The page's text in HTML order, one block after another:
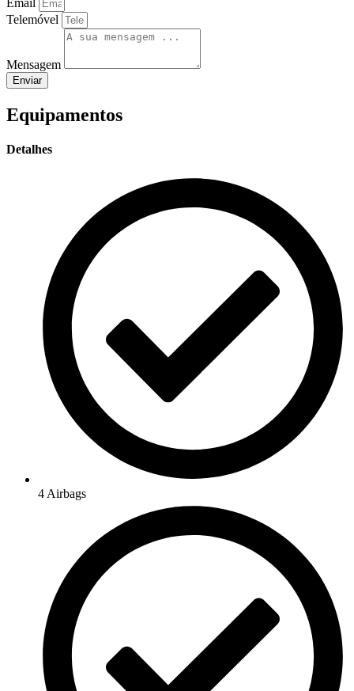
Telemóvel
Mensagem
Enviar
Equipamentos
Detalhes
4 Airbags